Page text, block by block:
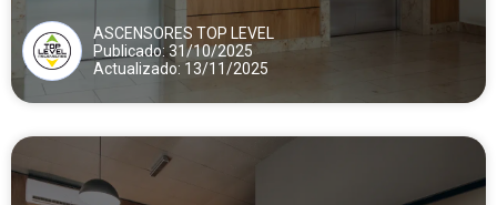
ASCENSORES TOP LEVEL
Publicado: 31/10/2025
Actualizado: 13/11/2025